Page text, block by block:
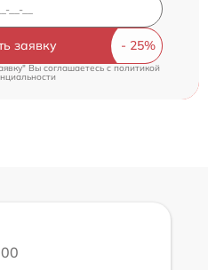
заявку
Вы соглашаетесь cполитикой